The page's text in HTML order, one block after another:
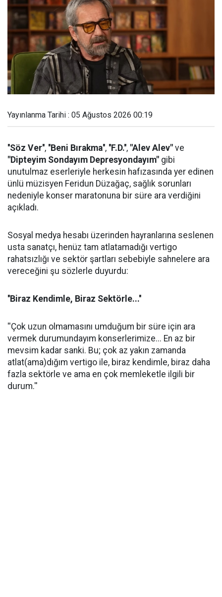
Yayınlanma Tarihi : 05 Ağustos 2026 00:19
''Söz Ver'', ''Beni Bırakma'', ''F.D.'', "Alev Alev" ve
"Dipteyim Sondayım Depresyondayım" gibi
unutulmaz eserleriyle herkesin hafızasında yer edinen
ünlü müzisyen Feridun Düzağaç, sağlık sorunları
nedeniyle konser maratonuna bir süre ara verdiğini
açıkladı.
Sosyal medya hesabı üzerinden hayranlarına seslenen
usta sanatçı, henüz tam atlatamadığı vertigo
rahatsızlığı ve sektör şartları sebebiyle sahnelere ara
vereceğini şu sözlerle duyurdu:
''Biraz Kendimle, Biraz Sektörle...''
''Çok uzun olmamasını umduğum bir süre için ara
vermek durumundayım konserlerimize... En az bir
mevsim kadar sanki. Bu; çok az yakın zamanda
atlat(ama)dığım vertigo ile, biraz kendimle, biraz daha
fazla sektörle ve ama en çok memleketle ilgili bir
durum.''